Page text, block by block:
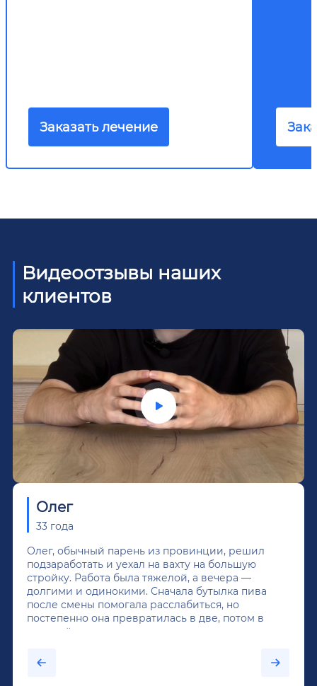
Заказать лечение
Видеоотзывы наших
клиентов
Олег
33 года
Олег, обычный парень из провинции, решил
подзаработать и уехал на вахту на большую
стройку. Работа была тяжелой, а вечера —
долгими и одинокими. Сначала бутылка пива
после смены помогала расслабиться, но
постепенно она превратилась в две, потом в
крепкий алкоголь, и вот он уже пил почти
было назначено кодирование по методу
Довженко.